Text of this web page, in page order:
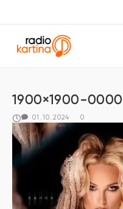
1900×1900-
01.10.2024 0